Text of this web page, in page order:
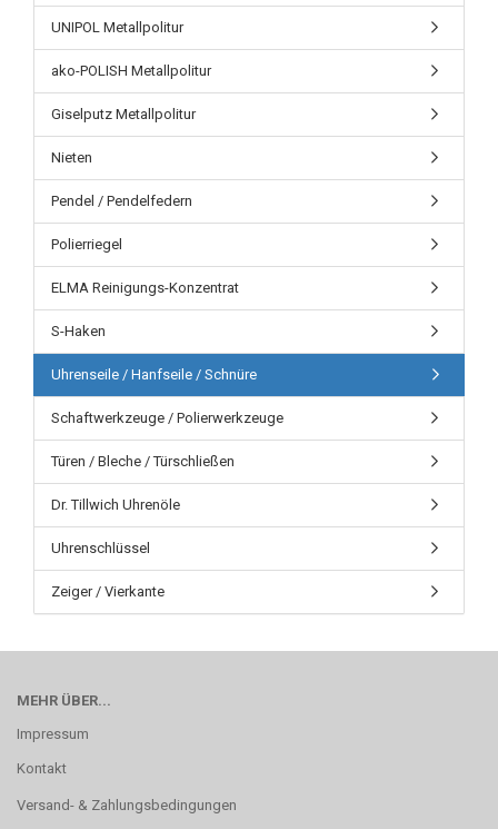
UNIPOL Metallpolitur
ako-POLISH Metallpolitur
Giselputz Metallpolitur
Nieten
Pendel / Pendelfedern
Polierriegel
ELMA Reinigungs-Konzentrat
S-Haken
Uhrenseile / Hanfseile / Schnüre
Schaftwerkzeuge / Polierwerkzeuge
Türen / Bleche / Türschließen
Dr. Tillwich Uhrenöle
Uhrenschlüssel
Zeiger / Vierkante
MEHR ÜBER...
Impressum
Kontakt
Versand- & Zahlungsbedingungen